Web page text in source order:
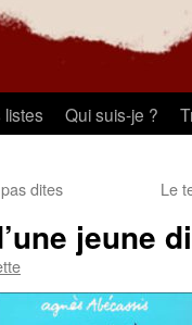
listes Qui suis-je ?
dites Le
jeune